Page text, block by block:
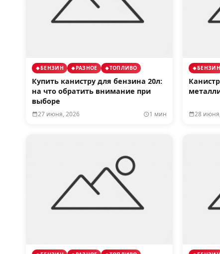
БЕНЗИН РАЗНОЕ ТОПЛИВО
Купить канистру для бензина 20л:
на что обратить внимание при
выборе
27 июня, 2026 1 мин
БЕНЗИН
28